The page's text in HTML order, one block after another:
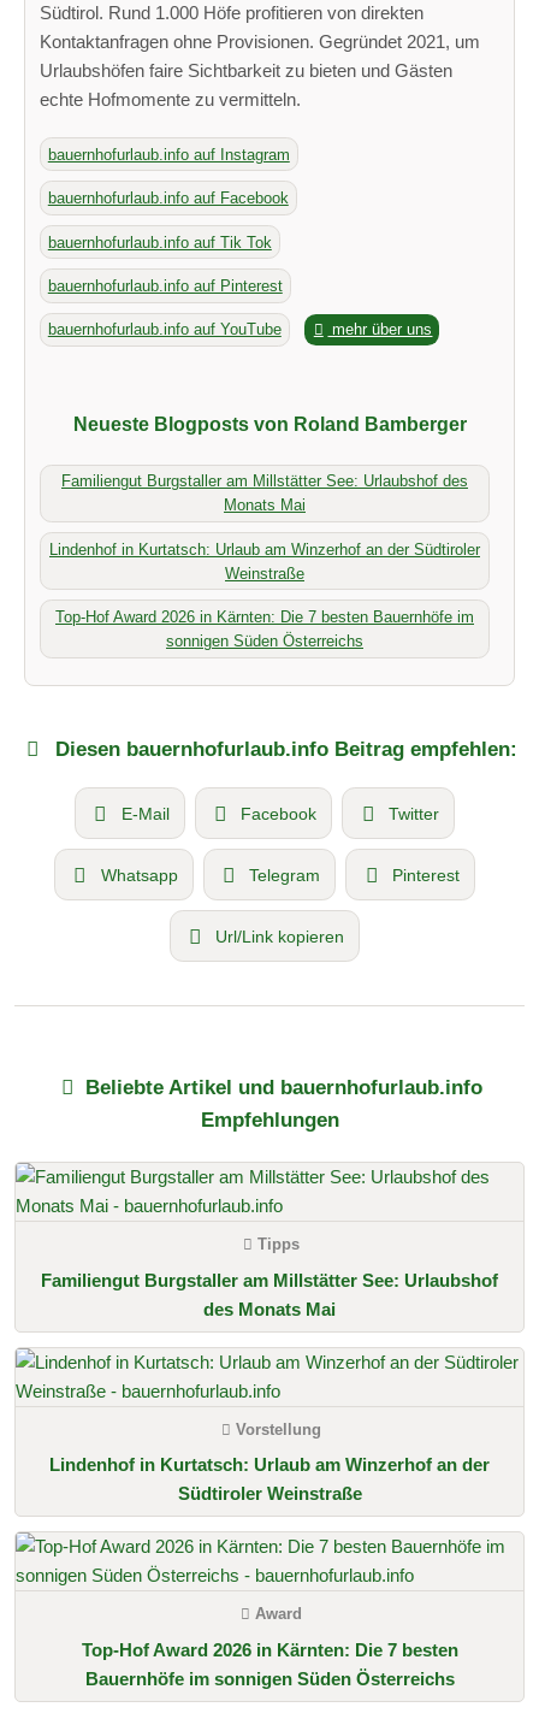
Südtirol. Rund 1.000 Höfe profitieren von direkten
Kontaktanfragen ohne Provisionen. Gegründet 2021, um
Urlaubshöfen faire Sichtbarkeit zu bieten und Gästen
echte Hofmomente zu vermitteln.
bauernhofurlaub.info auf Instagram
bauernhofurlaub.info auf Facebook
bauernhofurlaub.info auf Tik Tok
bauernhofurlaub.info auf Pinterest
bauernhofurlaub.info auf YouTube mehr über uns
Neueste Blogposts von Roland Bamberger
Familiengut Burgstaller am Millstätter See: Urlaubshof des
Monats Mai
Lindenhof in Kurtatsch: Urlaub am Winzerhof an der Südtiroler
Weinstraße
Top-Hof Award 2026 in Kärnten: Die 7 besten Bauernhöfe im
sonnigen Süden Österreichs
Diesen bauernhofurlaub.info Beitrag empfehlen:
E-Mail Facebook Twitter
Whatsapp Telegram Pinterest
Url/Link kopieren
Beliebte Artikel und bauernhofurlaub.info
Empfehlungen
Tipps
Familiengut Burgstaller am Millstätter See: Urlaubshof
des Monats Mai
Vorstellung
Lindenhof in Kurtatsch: Urlaub am Winzerhof an der
Südtiroler Weinstraße
Award
Top-Hof Award 2026 in Kärnten: Die 7 besten
Bauernhöfe im sonnigen Süden Österreichs